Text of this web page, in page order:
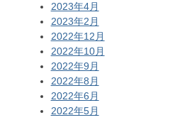
2023年4月
2023年2月
2022年12月
2022年10月
2022年9月
2022年8月
2022年6月
2022年5月